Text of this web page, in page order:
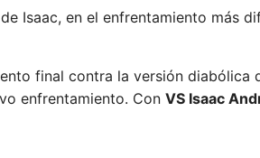
Isaac, en el enfrentamiento más
final contra la versión diabólica
enfrentamiento. Con VS Isaac